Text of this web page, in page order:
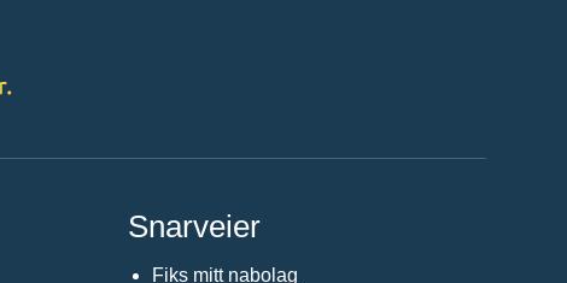
Snarveier
Fiks mitt nabolag